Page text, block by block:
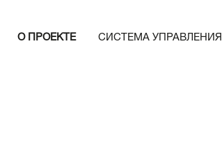
О ПРОЕКТЕ СИСТЕМА УПРАВЛЕНИЯ